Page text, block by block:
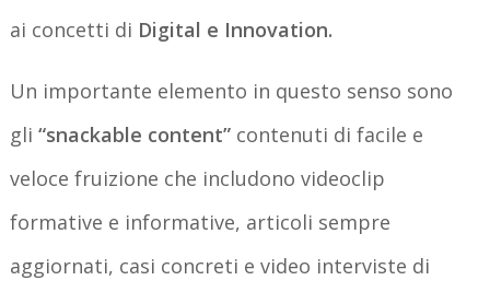
ai concetti di Digital e Innovation.
Un importante elemento in questo senso sono
gli“snackable content” contenuti di facile e
veloce fruizione che includono videoclip
formative e informative, articoli sempre
aggiornati, casi concreti e video interviste di